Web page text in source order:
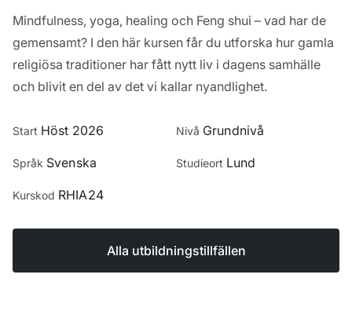
Mindfulness, yoga, healing och Feng shui – vad har de
gemensamt? I den här kursen får du utforska hur gamla
religiösa traditioner har fått nytt liv i dagens samhälle
och blivit en del av det vi kallar nyandlighet.
Start Höst 2026 Nivå Grundnivå
Språk Svenska Studieort Lund
Kurskod RHIA24
Alla utbildningstillfällen